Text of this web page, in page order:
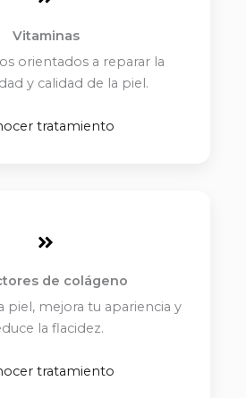
Vitaminas
orientados a reparar la
y calidad de la piel.
tratamiento
de colágeno
piel, mejora tu apariencia y
la flacidez.
tratamiento